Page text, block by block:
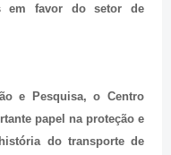
em favor do setor de
e Pesquisa, o Centro
papel na proteção e
do transporte de